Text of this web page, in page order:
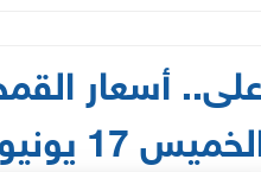
أسعار
يونيو 2021